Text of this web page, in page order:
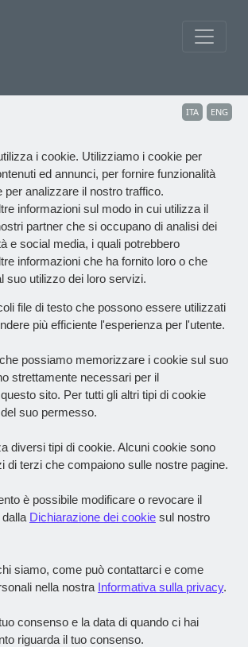
ITA ENG
i cookie. Utilizziamo i cookie per
ed annunci, per fornire funzionalità
per analizzare il nostro traffico.
informazioni sul modo in cui utilizza il
partner che si occupano di analisi dei
e social media, i quali potrebbero
informazioni che ha fornito loro o che
suo utilizzo dei loro servizi.
file di testo che possono essere utilizzati
più efficiente l'esperienza per l'utente.
possiamo memorizzare i cookie sul suo
strettamente necessari per il
sito. Per tutti gli altri tipi di cookie
suo permesso.
diversi tipi di cookie. Alcuni cookie sono
di terzi che compaiono sulle nostre pagine.
è possibile modificare o revocare il
Dichiarazione dei cookie sul nostro
siamo, come può contattarci e come
nella nostra Informativa sulla privacy.
consenso e la data di quando ci hai
riguarda il tuo consenso.